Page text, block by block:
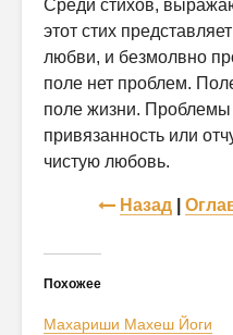
Среди стихов,
этот стих
любви, и безмолвно
поле нет проблем.
поле жизни. Проблемы
привязанность или
чистую любовь.
Назад
Похожее
Махариши Махеш Йоги